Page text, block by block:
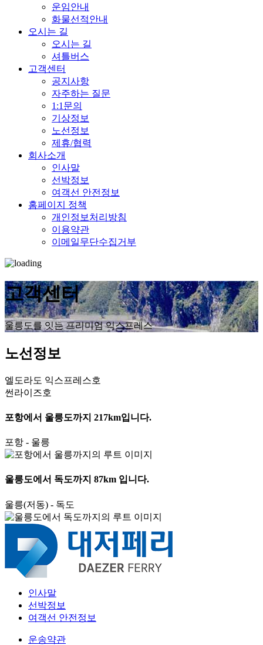
운임안내
화물선적안내
오시는 길
오시는 길
셔틀버스
고객센터
공지사항
자주하는 질문
1:1문의
기상정보
노선정보
제휴/협력
회사소개
인사말
선박정보
여객선 안전정보
홈페이지 정책
개인정보처리방침
이용약관
이메일무단수집거부
고객센터
울릉도를 잇는 프리미엄 익스프레스
노선정보
엘도라도 익스프레스호
썬라이즈호
포항에서 울릉도까지 217km입니다.
포항 - 울릉
울릉도에서 독도까지 87km 입니다.
울릉(저동) - 독도
인사말
선박정보
여객선 안전정보
운송약관